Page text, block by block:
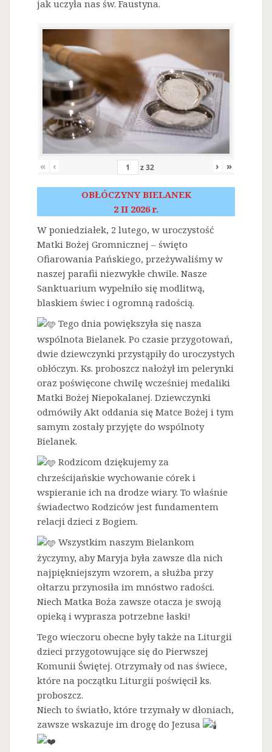
jak uczyła nas św. Faustyna.
« ‹ z32 › »
OBŁÓCZYNY BIELANEK
2 II 2026 r.
W poniedziałek, 2 lutego, w uroczystość
Matki Bożej Gromnicznej – święto
Ofiarowania Pańskiego, przeżywaliśmy w
naszej parafii niezwykłe chwile. Nasze
Sanktuarium wypełniło się modlitwą,
blaskiem świec i ogromną radością.
Tego dnia powiększyła się nasza
wspólnota Bielanek. Po czasie przygotowań,
dwie dziewczynki przystąpiły do uroczystych
obłóczyn. Ks. proboszcz nałożył im pelerynki
oraz poświęcone chwilę wcześniej medaliki
Matki Bożej Niepokalanej. Dziewczynki
odmówiły Akt oddania się Matce Bożej i tym
samym zostały przyjęte do wspólnoty
Bielanek.
Rodzicom dziękujemy za
chrześcijańskie wychowanie córek i
wspieranie ich na drodze wiary. To właśnie
świadectwo Rodziców jest fundamentem
relacji dzieci z Bogiem.
Wszystkim naszym Bielankom
życzymy, aby Maryja była zawsze dla nich
najpiękniejszym wzorem, a służba przy
ołtarzu przynosiła im mnóstwo radości.
Niech Matka Boża zawsze otacza je swoją
opieką i wyprasza potrzebne łaski!
Tego wieczoru obecne były także na Liturgii
dzieci przygotowujące się do Pierwszej
Komunii Świętej. Otrzymały od nas świece,
które na początku Liturgii poświęcił ks.
proboszcz.
Niech to światło, które trzymały w dłoniach,
zawsze wskazuje im drogę do Jezusa